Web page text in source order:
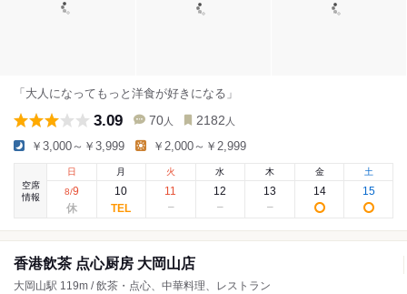
「大人になってもっと洋食が好きになる」
3.09 70 人 2182 人
￥3,000～￥3,999 ￥2,000～￥2,999
空席
情報
日
8/9
月
10
火
11
水
12
木
13
金
14
土
15
香港飲茶 点心厨房 大岡山店
大岡山駅 119m / 飲茶・点心、中華料理、レストラン